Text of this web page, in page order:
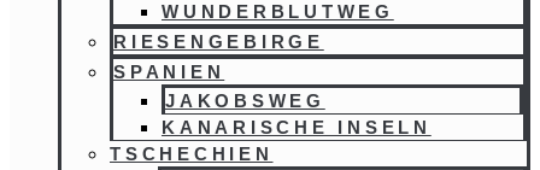
WUNDERBLUTWEG
RIESENGEBIRGE
SPANIEN
JAKOBSWEG
KANARISCHE INSELN
TSCHECHIEN